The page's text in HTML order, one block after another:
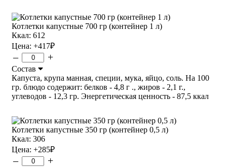
Котлетки капустные 700 гр (контейнер 1 л)
Ккал: 612
Цена: +417₽
– +
Состав
Капуста, крупа манная, специи, мука, яйцо, соль. На 100
гр. блюдо содержит: белков - 4,8 г ., жиров - 2,1 г.,
углеводов - 12,3 гр. Энергетическая ценность - 87,5 ккал
Котлетки капустные 350 гр (контейнер 0,5 л)
Ккал: 306
Цена: +285₽
– +